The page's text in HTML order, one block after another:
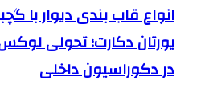
انواع قاب بندی دیوار با
یورتان دکارت؛ تحولی
در دکوراسیون داخلی